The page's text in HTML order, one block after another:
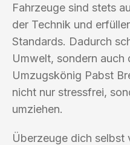
Fahrzeuge sind stets
der Technik und
Standards. Dadurch
Umwelt, sondern auch
Umzugskönig Pabst
nicht nur stressfrei,
umziehen.
Überzeuge dich selbst